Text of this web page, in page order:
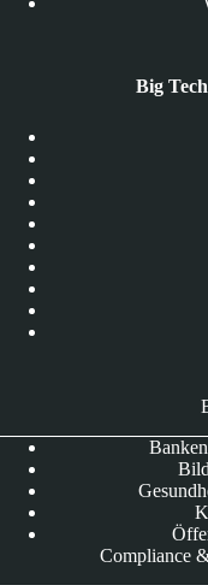
Big
Compliance